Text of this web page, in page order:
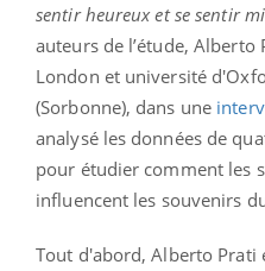
sentir heureux et se sentir
auteurs de l’étude, Alberto
London et université
(Sorbonne), dans une
analysé les données de
pour étudier comment les
influencent les souvenirs
Tout d'abord, Alberto Prati